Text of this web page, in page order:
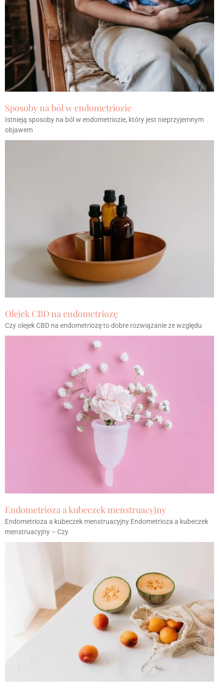
Sposoby na ból w endometriozie
Istnieją sposoby na ból w endometriozie, który jest nieprzyjemnym
objawem
Olejek CBD na endometriozę
Czy olejek CBD na endometriozę to dobre rozwiązanie ze względu
Endometrioza a kubeczek menstruacyjny
Endometrioza a kubeczek menstruacyjny Endometrioza a kubeczek
menstruacyjny – Czy